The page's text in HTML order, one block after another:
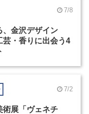
7/8
、金沢デザイン
芸・香りに出会う4
7/2
術展「ヴェネチ